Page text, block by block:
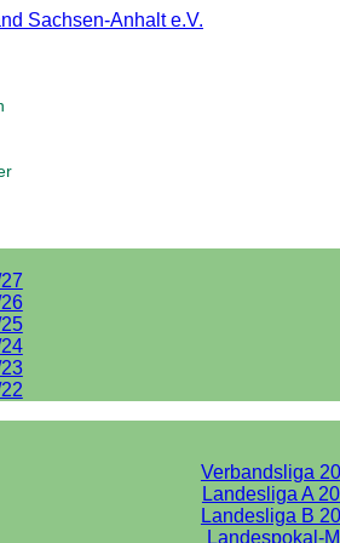
Verbandsliga
Landesliga A
Landesliga B
Landespokal-